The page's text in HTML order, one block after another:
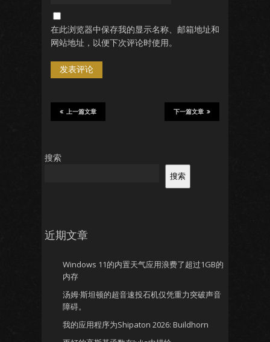
在此浏览器中保存我的显示名称、邮箱地址和
网站地址，以便下次评论时使用。
下一篇文章
上一篇文章
搜索
搜索
近期文章
Windows 11的内置天气应用浪费了超过1GB的
内存
汤姆·斯坦顿的超音速投石机仅凭重力突破声音
障碍。
我的应用程序为Shipaton 2026: Buildhorn